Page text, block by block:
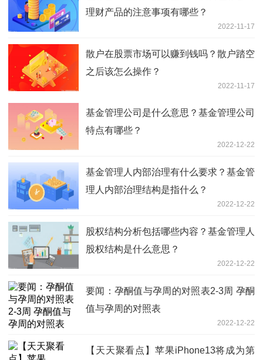
理财产品的注意事项有哪些？
2022-11-17
散户在股票市场可以赚到钱吗？散户踏空
之后该怎么操作？
2022-11-17
基金管理公司是什么意思？基金管理公司
特点有哪些？
2022-12-22
基金管理人内部治理有什么要求？基金管
理人内部治理结构是指什么？
2022-12-22
股权结构分析包括哪些内容？基金管理人
股权结构是什么意思？
2022-12-22
要闻：孕酮值与孕周的对照表2-3周 孕酮
值与孕周的对照表
2022-12-22
【天天聚看点】苹果iPhone13将成为第